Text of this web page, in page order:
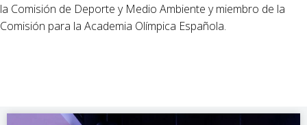
la Comisión de Deporte y Medio Ambiente y miembro de la
Comisión para la Academia Olímpica Española.